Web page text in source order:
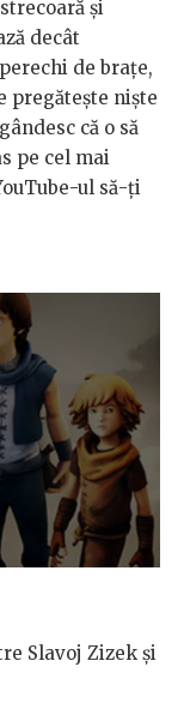
și
decât
de brațe,
pregătește niște
că o să
pe cel mai
ul să-ți
Slavoj Zizek și